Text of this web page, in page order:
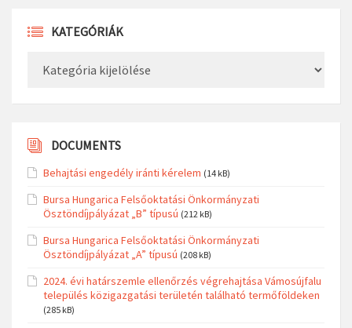
KATEGÓRIÁK
DOCUMENTS
Behajtási engedély iránti kérelem (14 kB)
Bursa Hungarica Felsőoktatási Önkormányzati
Ösztöndíjpályázat „B” típusú (212 kB)
Bursa Hungarica Felsőoktatási Önkormányzati
Ösztöndíjpályázat „A” típusú (208 kB)
2024. évi határszemle ellenőrzés végrehajtása Vámosújfalu
település közigazgatási területén található termőföldeken
(285 kB)